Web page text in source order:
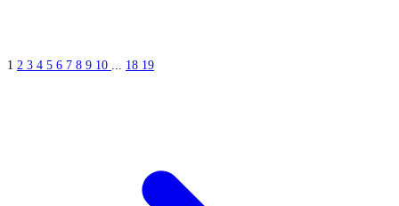
1 2 3 4 5 6 7 8 9 10 18 19